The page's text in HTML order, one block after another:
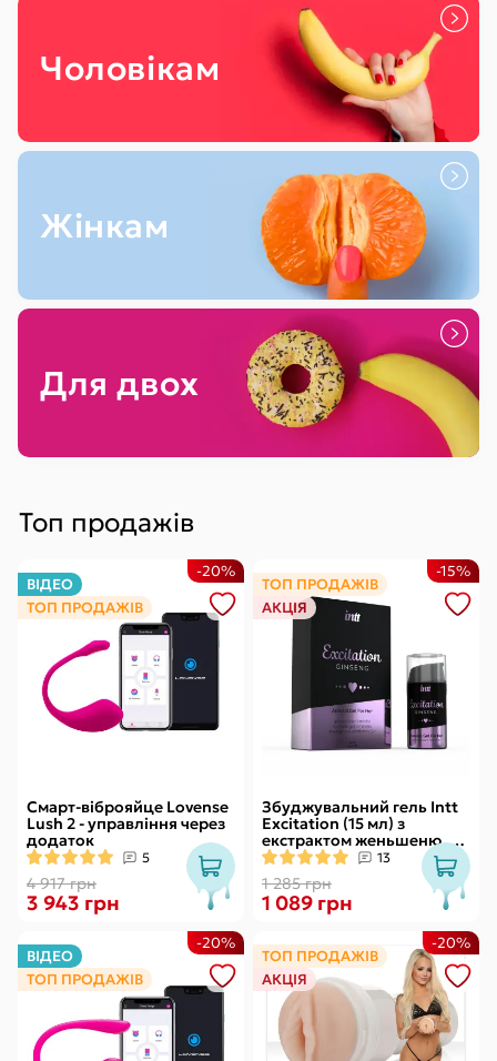
Чоловікам
Жінкам
Для двох
Топ продажів
ВІДЕО
ТОП ПРОДАЖІВ
Смарт-віброяйце Lovense
Lush 2 - управління через
додаток
5
4 917 грн
-20%
3 943 грн
ТОП ПРОДАЖІВ
АКЦІЯ
Збуджувальний гель Intt
Excitation (15 мл) з
екстрактом женьшеню, з
ефектом вібрації
13
1 285 грн
-15%
1 089 грн
ВІДЕО
ТОП ПРОДАЖІВ
-20%
ТОП ПРОДАЖІВ
АКЦІЯ
-20%